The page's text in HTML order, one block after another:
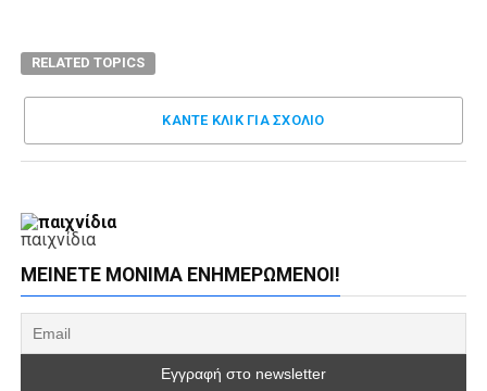
RELATED TOPICS
ΚΑΝΤΕ ΚΛΊΚ ΓΙΑ ΣΧΌΛΙΟ
παιχνίδια
ΜΕΊΝΕΤΕ ΜΌΝΙΜΑ ΕΝΗΜΕΡΏΜΕΝΟΙ!